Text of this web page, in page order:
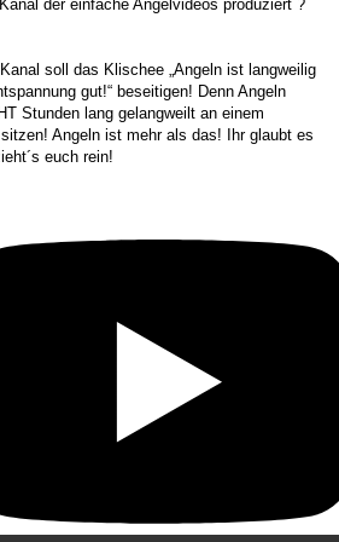
der einfache Angelvideos produziert ?
soll das Klischee „Angeln ist langweilig
gut!“ beseitigen! Denn Angeln
Stunden lang gelangweilt an einem
Angeln ist mehr als das! Ihr glaubt es
euch rein!